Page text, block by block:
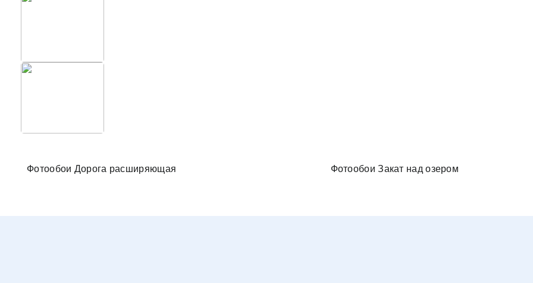
Фотообои Дорога расширяющая Фотообои Закат над озером